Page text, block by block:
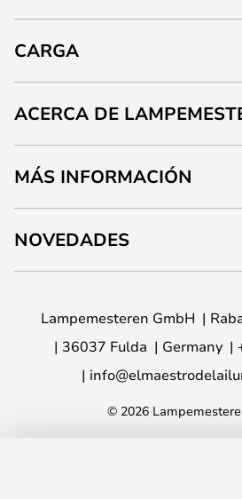
CARGA
ACERCA DE
MÁS INFORMACIÓN
NOVEDADES
Lampemesteren GmbH
36037 Fulda
Germany
© 2026